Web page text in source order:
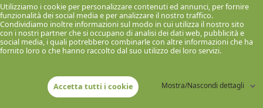
Utilizziamo i cookie per personalizzare contenuti ed annunci, per fornire
funzionalità dei social media e per analizzare il nostro traffico.
Condividiamo inoltre informazioni sul modo in cui utilizza il nostro sito
con i nostri partner che si occupano di analisi dei dati web, pubblicità e
social media, i quali potrebbero combinarle con altre informazioni che ha
fornito loro o che hanno raccolto dal suo utilizzo dei loro servizi.
Accetta tutti i cookie Mostra/Nascondi dettagli
VAI ALLA RICETTA
Crocchette cacio e pepe con
45 minuti